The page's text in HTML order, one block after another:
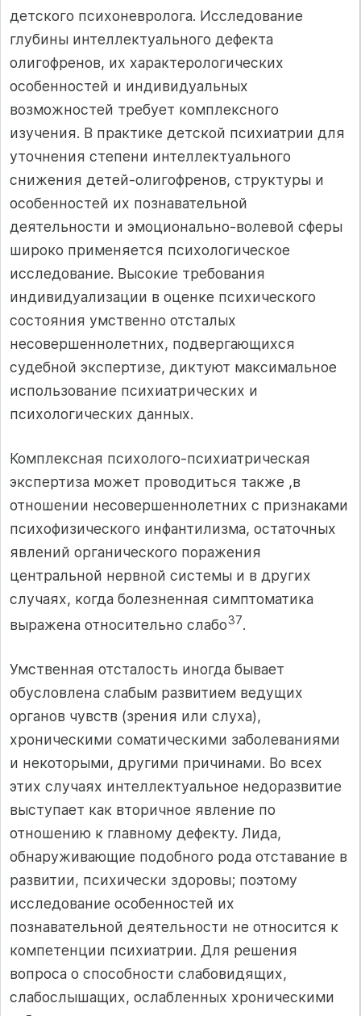
детского психоневролога. Исследование
глубины интеллектуального дефекта
олигофренов, их характерологических
особенностей и индивидуальных
возможностей требует комплексного
изучения. В практике детской психиатрии для
уточнения степени интеллектуального
снижения детей-олигофренов, структуры и
особенностей их познавательной
деятельности и эмоционально-волевой сферы
широко применяется психологическое
исследование. Высокие требования
индивидуализации в оценке психического
состояния умственно отсталых
несовершеннолетних, подвергающихся
судебной экспертизе, диктуют максимальное
использование психиатрических и
психологических данных.
Комплексная психолого-психиатрическая
экспертиза может проводиться также ,в
отношении несовершеннолетних с признаками
психофизического инфантилизма, остаточных
явлений органического поражения
центральной нервной системы и в других
случаях, когда болезненная симптоматика
выражена относительно слабо37.
Умственная отсталость иногда бывает
обусловлена слабым развитием ведущих
органов чувств (зрения или слуха),
хроническими соматическими заболеваниями
и некоторыми, другими причинами. Во всех
этих случаях интеллектуальное недоразвитие
выступает как вторичное явление по
отношению к главному дефекту. Лида,
обнаруживающие подобного рода отставание в
развитии, психически здоровы; поэтому
исследование особенностей их
познавательной деятельности не относится к
компетенции психиатрии. Для решения
вопроса о способности слабовидящих,
слабослышащих, ослабленных хроническими